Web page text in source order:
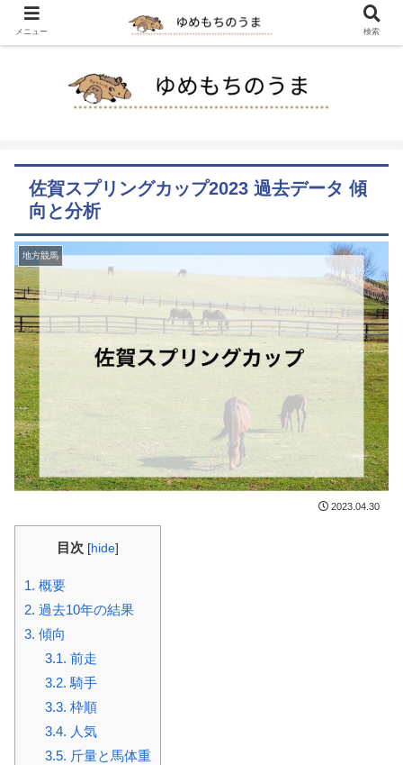
佐賀スプリングカップ2023 過去データ 傾
向と分析
地方競馬
2023.04.30
目次 [hide]
1. 概要
2. 過去10年の結果
3. 傾向
3.1. 前走
3.2. 騎手
3.3. 枠順
3.4. 人気
3.5. 斤量と馬体重
メニュー 検索